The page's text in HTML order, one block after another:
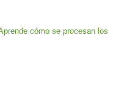
cómo se procesan los